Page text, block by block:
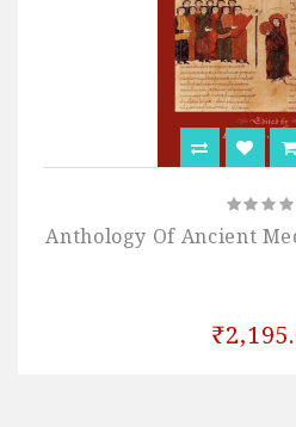
Anthology Of Ancient